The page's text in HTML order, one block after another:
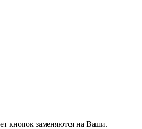
кнопок заменяются на Ваши.